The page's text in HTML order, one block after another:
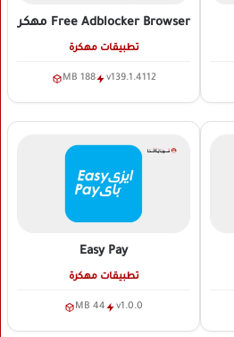
Free Adblocker Browser مهكر
تطبيقات مهكرة
v139.1.4112
188 MB
Easy Pay
تطبيقات مهكرة
v1.0.0
44 MB